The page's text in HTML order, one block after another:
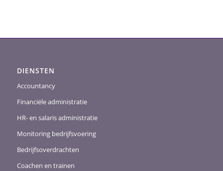
DIENSTEN
Accountancy
Financiële administratie
HR- en salaris administratie
Monitoring bedrijfsvoering
Bedrijfsoverdrachten
Coachen en trainen